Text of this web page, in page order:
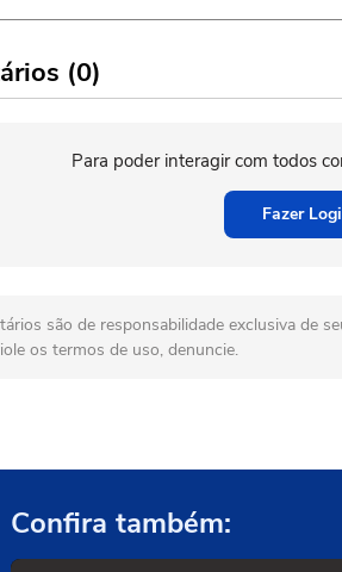
(0)
Para poder interagir com todos
Fazer
são de responsabilidade exclusiva de
os termos de uso, denuncie.
Confira também: